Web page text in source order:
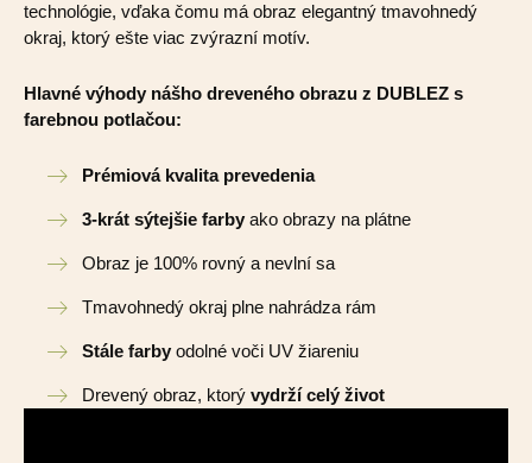
technológie, vďaka čomu má obraz elegantný tmavohnedý
okraj, ktorý ešte viac zvýrazní motív.
Hlavné výhody nášho dreveného obrazu z DUBLEZ s
farebnou potlačou:
Prémiová kvalita prevedenia
3-krát sýtejšie farby ako obrazy na plátne
Obraz je 100% rovný a nevlní sa
Tmavohnedý okraj plne nahrádza rám
Stále farby odolné voči UV žiareniu
Drevený obraz, ktorý vydrží celý život